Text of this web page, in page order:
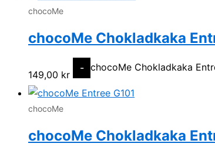
chocoMe
chocoMe Chokladkaka
149,00 kr
- chocoMe Chokladkaka
chocoMe
chocoMe Chokladkaka